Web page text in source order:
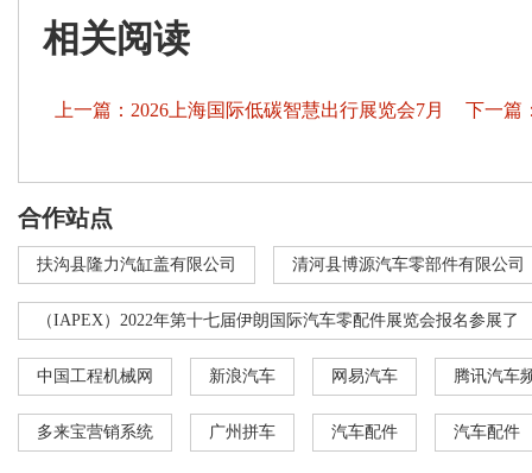
相关阅读
上一篇：2026上海国际低碳智慧出行展览会7月
2日即将开幕
下一篇
议双核
协同共赢
合作站点
扶沟县隆力汽缸盖有限公司 清河县博源汽车零部件有限公司
（IAPEX）2022年第十七届伊朗国际汽车零配件展览会报名参展了
中国工程机械网 新浪汽车 网易汽车 腾讯汽车
多来宝营销系统 广州拼车 汽车配件 汽车配件